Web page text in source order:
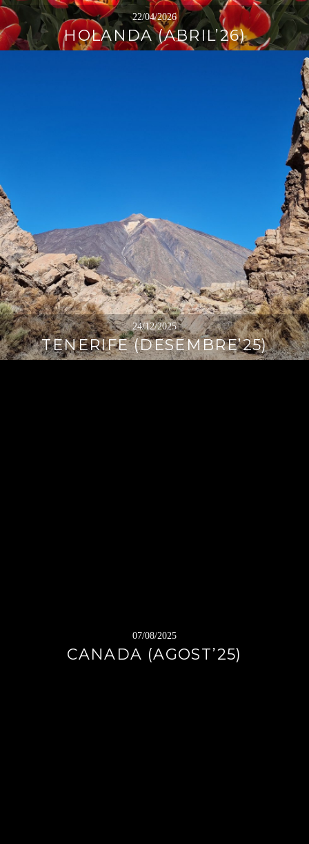
22/04/2026
HOLANDA (ABRIL’26)
24/12/2025
TENERIFE (DESEMBRE’25)
07/08/2025
CANADA (AGOST’25)